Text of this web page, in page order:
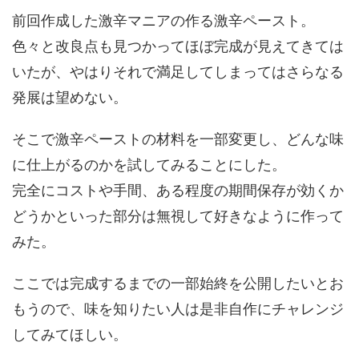
前回作成した激辛マニアの作る激辛ペースト。
色々と改良点も見つかってほぼ完成が見えてきては
いたが、やはりそれで満足してしまってはさらなる
発展は望めない。
そこで激辛ペーストの材料を一部変更し、どんな味
に仕上がるのかを試してみることにした。
完全にコストや手間、ある程度の期間保存が効くか
どうかといった部分は無視して好きなように作って
みた。
ここでは完成するまでの一部始終を公開したいとお
もうので、味を知りたい人は是非自作にチャレンジ
してみてほしい。